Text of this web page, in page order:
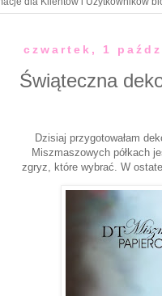
czwartek, 1
Świąteczna
Dzisiaj przygotowałam
Miszmaszowych półkach
zgryz, które wybrać. W